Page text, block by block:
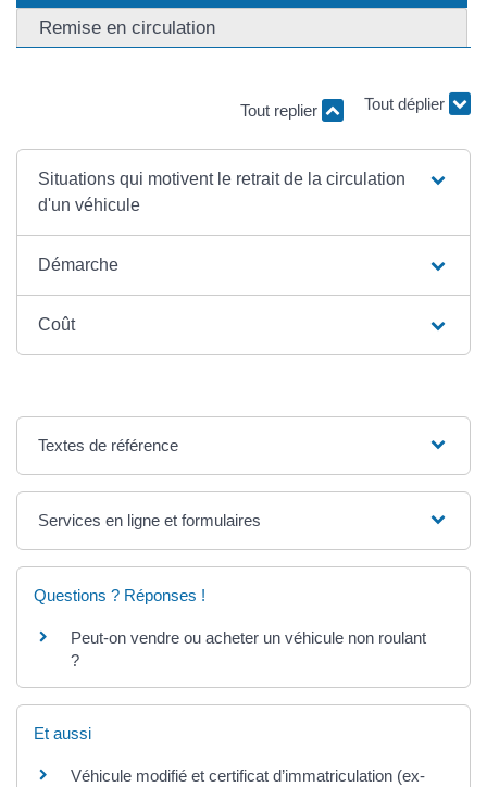
Remise en circulation
Tout replier Tout déplier
Situations qui motivent le retrait de la circulation
d'un véhicule
Démarche
Coût
Textes de référence
Services en ligne et formulaires
Questions ? Réponses !
Peut-on vendre ou acheter un véhicule non roulant
?
Et aussi
Véhicule modifié et certificat d’immatriculation (ex-